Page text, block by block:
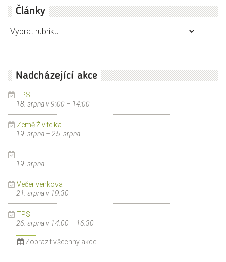
Články
Články
Nadcházející akce
TPS
18. srpna v 9:00 – 14:00
Země Živitelka
19. srpna – 25. srpna
19. srpna
Večer venkova
21. srpna v 19:30
TPS
26. srpna v 14:00 – 16:30
Zobrazit všechny akce